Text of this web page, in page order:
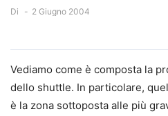
Di - 2 Giugno 2004
Vediamo come è composta la
dello shuttle. In particolare,
è la zona sottoposta alle più